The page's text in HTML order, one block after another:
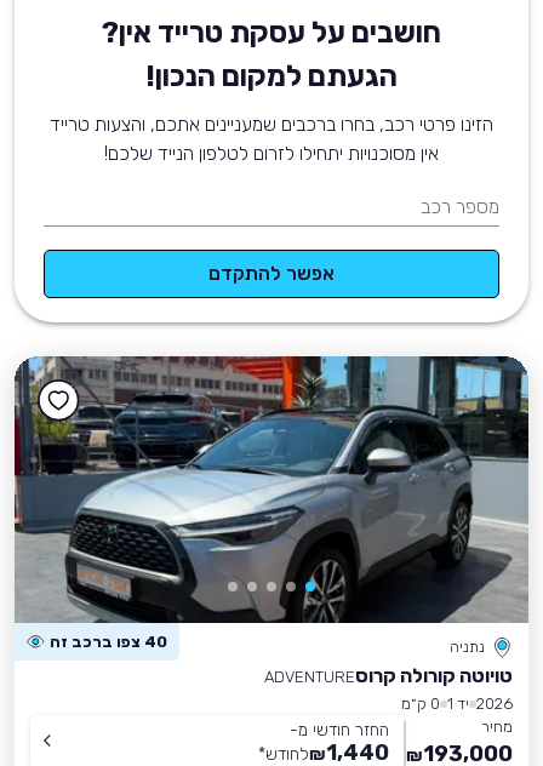
חושבים על עסקת טרייד אין?
הגעתם למקום הנכון!
הזינו פרטי רכב, בחרו ברכבים שמעניינים אתכם, והצעות טרייד
אין מסוכנויות יתחילו לזרום לטלפון הנייד שלכם!
מספר רכב
אפשר להתקדם
נתניה 40 צפו ברכב זה
טויוטה קורולה קרוסADVENTURE
2026 יד 1
0 ק״מ
מחיר
193,000
₪
החזר חודשי מ-
1,440
₪לחודש*